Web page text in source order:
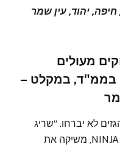
יהוד, עין שמר
מעולים
בממ"ד, במקלט –
לא יברחו. “שריג
אלקטריק”, יבואנית המותג המוערך NINJA, משיקה את